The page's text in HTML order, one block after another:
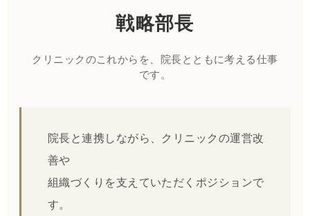
戦略部長
クリニックのこれからを、院長とともに考える仕事
です。
院長と連携しながら、クリニックの運営改
善や
組織づくりを支えていただくポジションで
す。